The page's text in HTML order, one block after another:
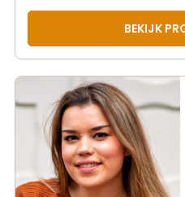
BEKIJK